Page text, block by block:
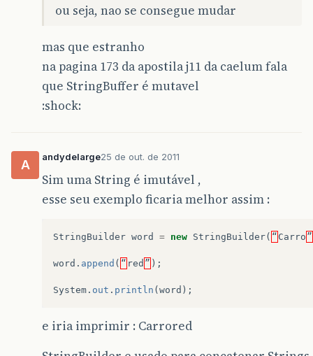
ou seja, nao se consegue mudar
mas que estranho
na pagina 173 da apostila j11 da caelum fala
que StringBuffer é mutavel
:shock:
A
andydelarge25 de out. de 2011
Sim uma String é imutável ,
esse seu exemplo ficaria melhor assim :
StringBuilder word = new StringBuilder( “ Carro ”
word . append ( “ red ” );
System . out . println ( word );
e iria imprimir : Carrored